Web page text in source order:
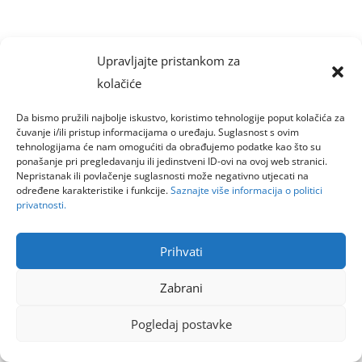
Upravljajte pristankom za
kolačiće
Da bismo pružili najbolje iskustvo, koristimo tehnologije poput kolačića za
čuvanje i/ili pristup informacijama o uređaju. Suglasnost s ovim
tehnologijama će nam omogućiti da obrađujemo podatke kao što su
ponašanje pri pregledavanju ili jedinstveni ID-ovi na ovoj web stranici.
Nepristanak ili povlačenje suglasnosti može negativno utjecati na
određene karakteristike i funkcije.Saznajte više informacija o politici
privatnosti.
Prihvati
Zabrani
Pogledaj postavke